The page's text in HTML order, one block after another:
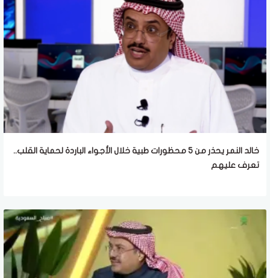
خالد النمر يحذر من 5 محظورات طبية خلال الأجواء الباردة لحماية القلب..
تعرف عليهم